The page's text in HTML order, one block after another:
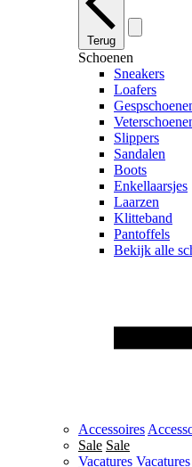
Terug
Schoenen
Sneakers
Loafers
Slippers
Sandalen
Boots
Enkellaarsjes
Laarzen
Klitteband
Pantoffels
Bekijk alle
Accessoires
Sale Sale
Vacatures Vacatures